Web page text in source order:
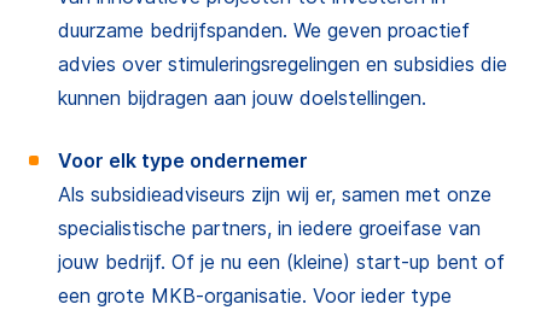
duurzame bedrijfspanden. We geven proactief
advies over stimuleringsregelingen en subsidies die
kunnen bijdragen aan jouw doelstellingen.
Voor elk type ondernemer
Als subsidieadviseurs zijn wij er, samen met onze
specialistische partners, in iedere groeifase van
jouw bedrijf. Of je nu een (kleine) start-up bent of
een grote MKB-organisatie. Voor ieder type